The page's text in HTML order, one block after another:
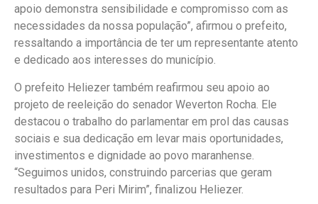
apoio demonstra sensibilidade e compromisso com as
necessidades da nossa população”, afirmou o prefeito,
ressaltando a importância de ter um representante atento
e dedicado aos interesses do município.
O prefeito Heliezer também reafirmou seu apoio ao
projeto de reeleição do senador Weverton Rocha. Ele
destacou o trabalho do parlamentar em prol das causas
sociais e sua dedicação em levar mais oportunidades,
investimentos e dignidade ao povo maranhense.
“Seguimos unidos, construindo parcerias que geram
resultados para Peri Mirim”, finalizou Heliezer.